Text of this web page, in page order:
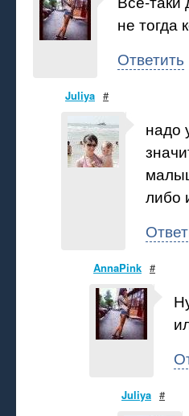
не тогда
Ответить
Juliya #
надо
либо
AnnaPink #
Juliya #